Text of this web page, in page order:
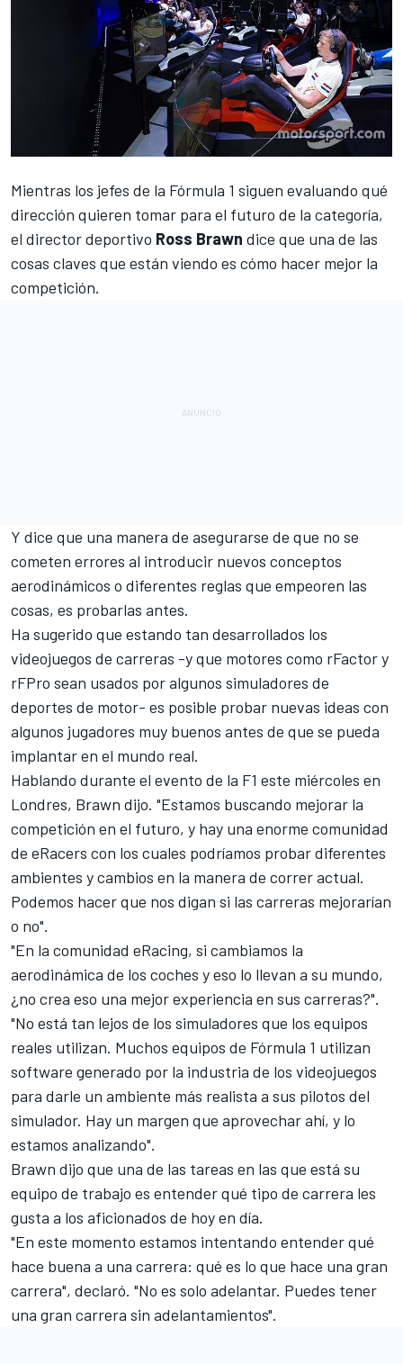
Mientras los jefes de la Fórmula 1 siguen evaluando qué
dirección quieren tomar para el futuro de la categoría,
el director deportivo Ross Brawn dice que una de las
cosas claves que están viendo es cómo hacer mejor la
competición.
Y dice que una manera de asegurarse de que no se
cometen errores al introducir nuevos conceptos
aerodinámicos o diferentes reglas que empeoren las
cosas, es probarlas antes.
Ha sugerido que estando tan desarrollados los
videojuegos de carreras -y que motores como rFactor y
rFPro sean usados por algunos simuladores de
deportes de motor- es posible probar nuevas ideas con
algunos jugadores muy buenos antes de que se pueda
implantar en el mundo real.
Hablando durante el evento de la F1 este miércoles en
Londres, Brawn dijo. "Estamos buscando mejorar la
competición en el futuro, y hay una enorme comunidad
de eRacers con los cuales podríamos probar diferentes
ambientes y cambios en la manera de correr actual.
Podemos hacer que nos digan si las carreras mejorarían
o no".
"En la comunidad eRacing, si cambiamos la
aerodinámica de los coches y eso lo llevan a su mundo,
¿no crea eso una mejor experiencia en sus carreras?".
"No está tan lejos de los simuladores que los equipos
reales utilizan. Muchos equipos de Fórmula 1 utilizan
software generado por la industria de los videojuegos
para darle un ambiente más realista a sus pilotos del
simulador. Hay un margen que aprovechar ahí, y lo
estamos analizando".
Brawn dijo que una de las tareas en las que está su
equipo de trabajo es entender qué tipo de carrera les
gusta a los aficionados de hoy en día.
"En este momento estamos intentando entender qué
hace buena a una carrera: qué es lo que hace una gran
carrera", declaró. "No es solo adelantar. Puedes tener
una gran carrera sin adelantamientos".